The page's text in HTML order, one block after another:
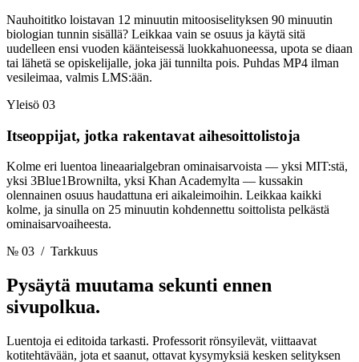
Nauhoititko loistavan 12 minuutin mitoosiselityksen 90 minuutin
biologian tunnin sisällä? Leikkaa vain se osuus ja käytä sitä
uudelleen ensi vuoden käänteisessä luokkahuoneessa, upota se diaan
tai lähetä se opiskelijalle, joka jäi tunnilta pois. Puhdas MP4 ilman
vesileimaa, valmis LMS:ään.
Yleisö 03
Itseoppijat, jotka rakentavat aihesoittolistoja
Kolme eri luentoa lineaarialgebran ominaisarvoista — yksi MIT:stä,
yksi 3Blue1Brownilta, yksi Khan Academylta — kussakin
olennainen osuus haudattuna eri aikaleimoihin. Leikkaa kaikki
kolme, ja sinulla on 25 minuutin kohdennettu soittolista pelkästä
ominaisarvoaiheesta.
№ 03 / Tarkkuus
Pysäytä muutama sekunti ennen
sivupolkua.
Luentoja ei editoida tarkasti. Professorit rönsyilevät, viittaavat
kotitehtävään, jota et saanut, ottavat kysymyksiä kesken selityksen